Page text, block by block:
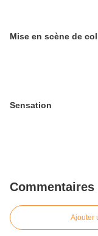
Mise en scène de
Sensation
Commentaires
Ajouter